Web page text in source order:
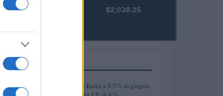
PRIME)
$2,036.25
PIÙ LETTI
1
Disoccupazione in Italia a 5,7% in giugno